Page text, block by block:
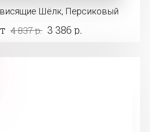
Шёлк, Персиковый
4 837 р. 3 386 р.